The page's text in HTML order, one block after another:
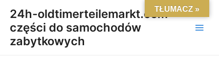
content
24h-oldtimerteilemarkt.com-
części do samochodów
zabytkowych
Main
według
ceny:
od
niskiej
TŁUMACZ »